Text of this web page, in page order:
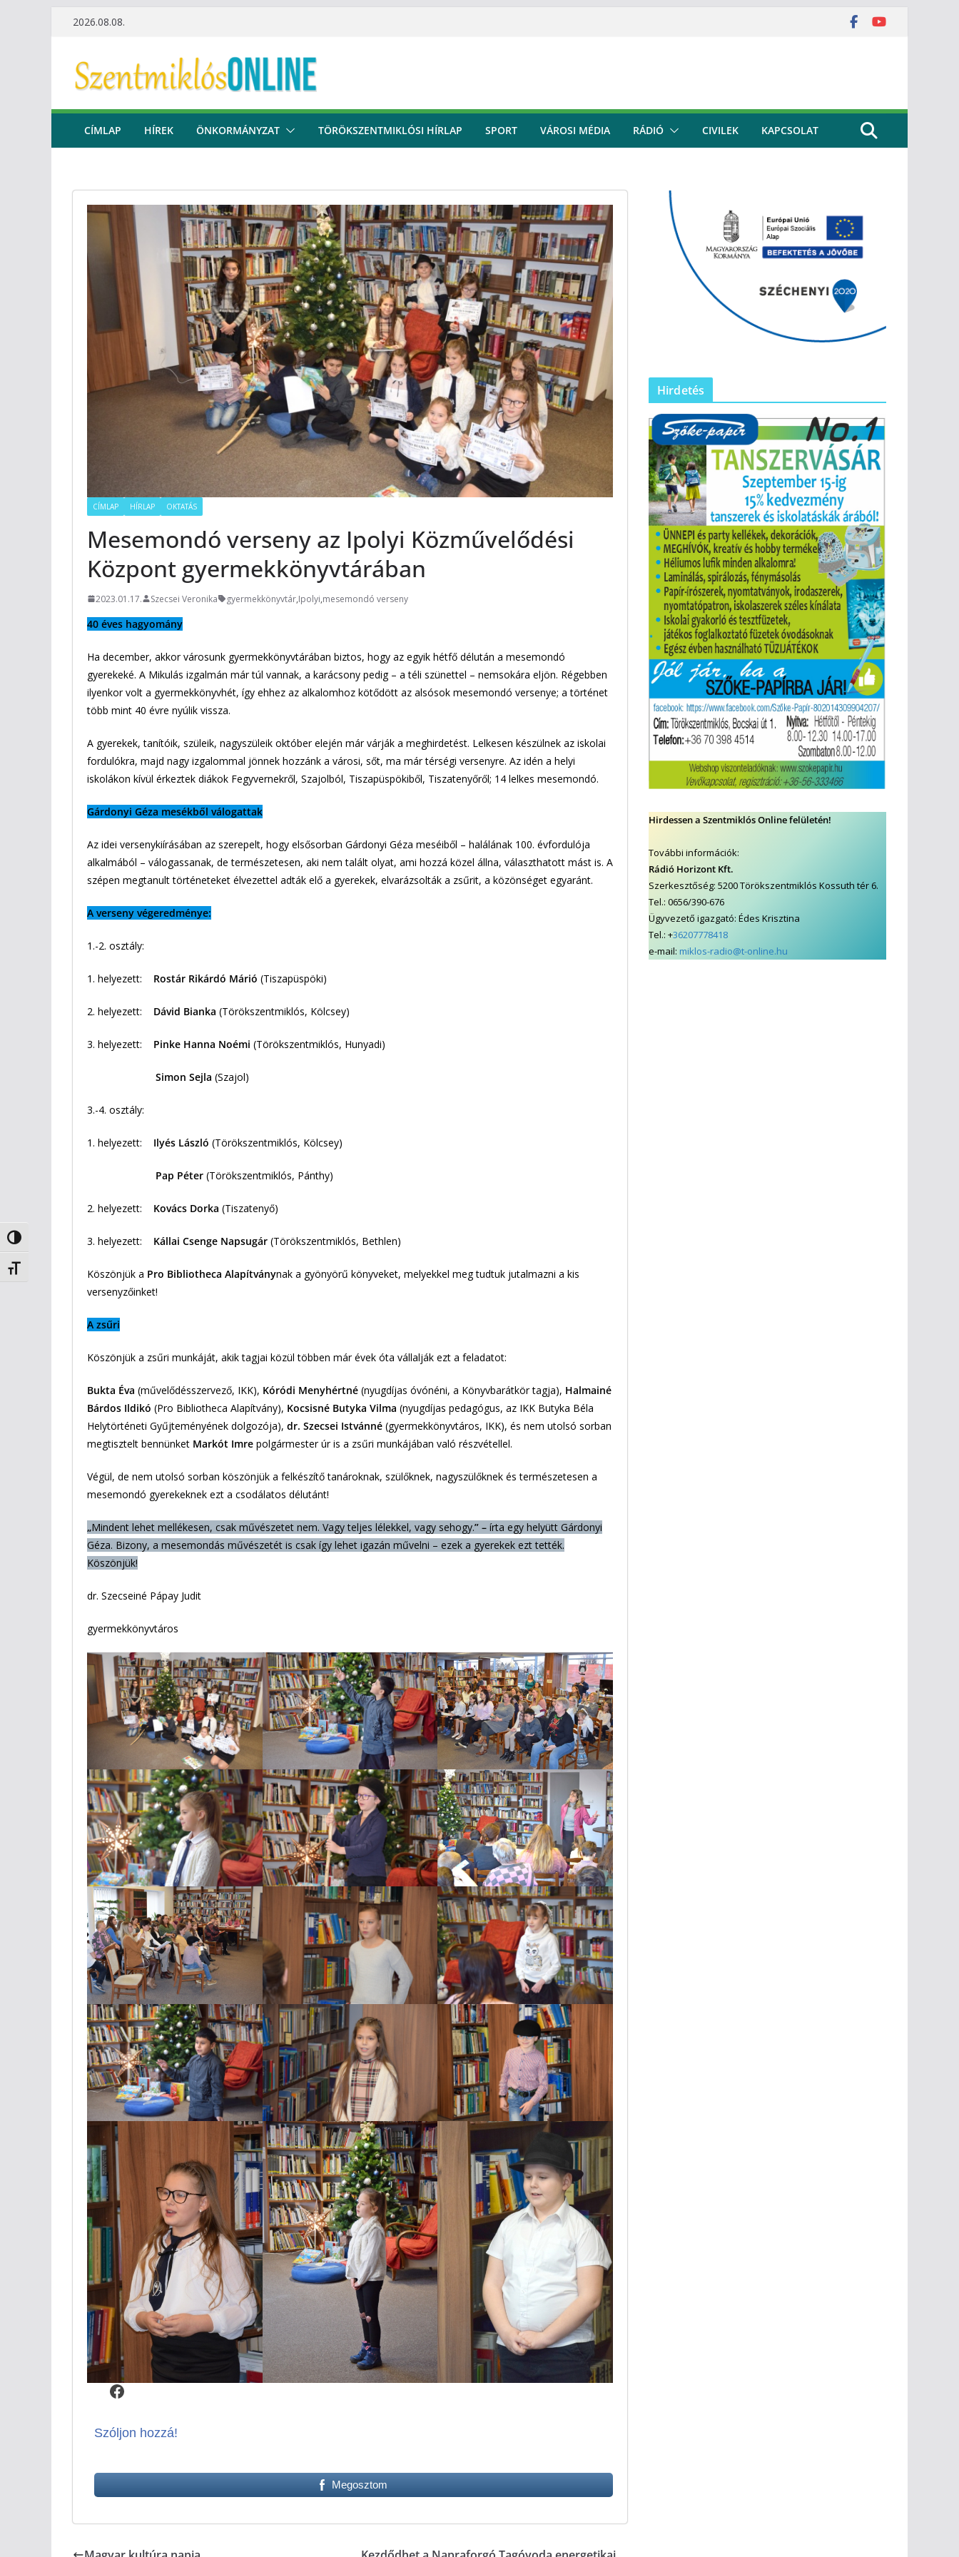
Nagy kontraszt váltása
Betűméret váltása
2026.08.08.
CÍMLAP HÍREK ÖNKORMÁNYZAT TÖRÖKSZENTMIKLÓSI HÍRLAP SPORT VÁROSI MÉDIA RÁDIÓ CIVILEK KAPCSOLAT
CÍMLAP HÍRLAP OKTATÁS
Mesemondó verseny az Ipolyi Közművelődési
Központ gyermekkönyvtárában
2023.01.17. Szecsei Veronika gyermekkönyvtár,Ipolyi,mesemondó verseny
40 éves hagyomány
Ha december, akkor városunk gyermekkönyvtárában biztos, hogy az egyik hétfő délután a mesemondó
gyerekeké. A Mikulás izgalmán már túl vannak, a karácsony pedig – a téli szünettel – nemsokára eljön. Régebben
ilyenkor volt a gyermekkönyvhét, így ehhez az alkalomhoz kötődött az alsósok mesemondó versenye; a történet
több mint 40 évre nyúlik vissza.
A gyerekek, tanítóik, szüleik, nagyszüleik október elején már várják a meghirdetést. Lelkesen készülnek az iskolai
fordulókra, majd nagy izgalommal jönnek hozzánk a városi, sőt, ma már térségi versenyre. Az idén a helyi
iskolákon kívül érkeztek diákok Fegyvernekről, Szajolból, Tiszapüspökiből, Tiszatenyőről; 14 lelkes mesemondó.
Gárdonyi Géza mesékből válogattak
Az idei versenykiírásában az szerepelt, hogy elsősorban Gárdonyi Géza meséiből – halálának 100. évfordulója
alkalmából – válogassanak, de természetesen, aki nem talált olyat, ami hozzá közel állna, választhatott mást is. A
szépen megtanult történeteket élvezettel adták elő a gyerekek, elvarázsolták a zsűrit, a közönséget egyaránt.
A verseny végeredménye:
1.-2. osztály:
1. helyezett: Rostár Rikárdó Márió (Tiszapüspöki)
2. helyezett: Dávid Bianka (Törökszentmiklós, Kölcsey)
3. helyezett: Pinke Hanna Noémi (Törökszentmiklós, Hunyadi)
Simon Sejla (Szajol)
3.-4. osztály:
1. helyezett: Ilyés László (Törökszentmiklós, Kölcsey)
Pap Péter (Törökszentmiklós, Pánthy)
2. helyezett: Kovács Dorka (Tiszatenyő)
3. helyezett: Kállai Csenge Napsugár (Törökszentmiklós, Bethlen)
Köszönjük a Pro Bibliotheca Alapítványnak a gyönyörű könyveket, melyekkel meg tudtuk jutalmazni a kis
versenyzőinket!
A zsűri
Köszönjük a zsűri munkáját, akik tagjai közül többen már évek óta vállalják ezt a feladatot:
Bukta Éva (művelődésszervező, IKK), Kóródi Menyhértné (nyugdíjas óvónéni, a Könyvbarátkör tagja), Halmainé
Bárdos Ildikó (Pro Bibliotheca Alapítvány), Kocsisné Butyka Vilma (nyugdíjas pedagógus, az IKK Butyka Béla
Helytörténeti Gyűjteményének dolgozója), dr. Szecsei Istvánné (gyermekkönyvtáros, IKK), és nem utolsó sorban
megtisztelt bennünket Markót Imre polgármester úr is a zsűri munkájában való részvétellel.
Végül, de nem utolsó sorban köszönjük a felkészítő tanároknak, szülőknek, nagyszülőknek és természetesen a
mesemondó gyerekeknek ezt a csodálatos délutánt!
„Mindent lehet mellékesen, csak művészetet nem. Vagy teljes lélekkel, vagy sehogy.” – írta egy helyütt Gárdonyi
Géza. Bizony, a mesemondás művészetét is csak így lehet igazán művelni – ezek a gyerekek ezt tették.
Köszönjük!
dr. Szecseiné Pápay Judit
gyermekkönyvtáros
Facebook
Szóljon hozzá!
Megosztom
Hirdetés
Hirdessen a Szentmiklós Online felületén!
További információk:
Rádió Horizont Kft.
Szerkesztőség: 5200 Törökszentmiklós Kossuth tér 6.
Tel.: 0656/390-676
Ügyvezető igazgató: Édes Krisztina
Tel.: +36207778418
e-mail: miklos-radio@t-online.hu